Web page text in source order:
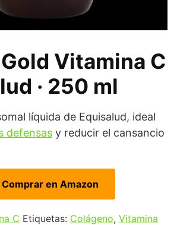
Vitamina C
· 250 ml
líquida de Equisalud, ideal
defensas y reducir el cansancio
Comprar en Amazon
C Etiquetas: Colágeno, Vitamina